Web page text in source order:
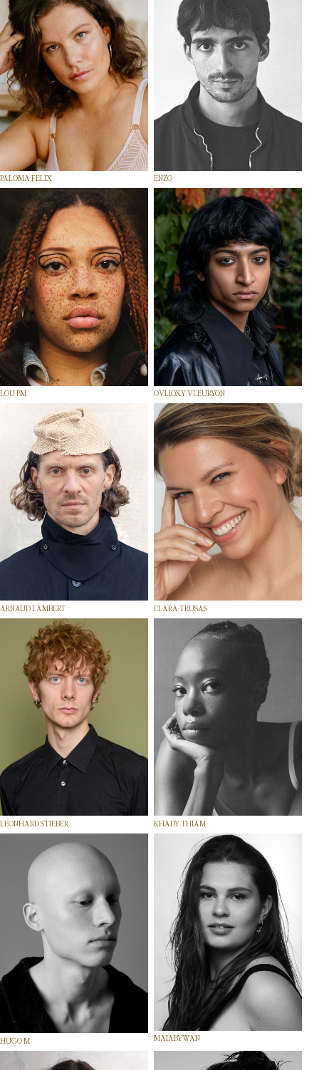
PALOMA FELIX ENZO
LOU PM OVLIOXY VLEURYON
ARNAUD LAMBERT CLARA TRUSAS
LEONHARD STIEBER KHADY THIAM
HUGO M MAIABYWAN